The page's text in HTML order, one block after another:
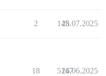
2 145
28.07.2025
18 5147
26.06.2025